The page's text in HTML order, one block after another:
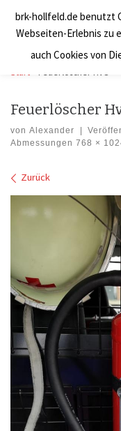
Zum Inhalt springen
BRK Hollfeld
Start Feuerlöscher HvO
Feuerlöscher
von Alexander
Abmessungen 768 ×
Bilder Navigation
Zurück
brk-hollfeld.de benutzt
Webseiten-Erlebnis zu
auch Cookies von